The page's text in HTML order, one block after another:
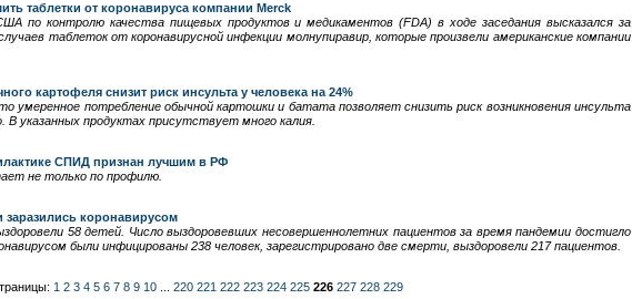
таблетки от коронавируса компании Merck
по контролю качества пищевых продуктов и медикаментов (FDA) в ходе заседания высказался за
таблеток от коронавирусной инфекции молнупиравир, которые произвели американские компании
картофеля снизит риск инсульта у человека на 24%
умеренное потребление обычной картошки и батата позволяет снизить риск возникновения инсульта
В указанных продуктах присутствует много калия.
СПИД признан лучшим в РФ
не только по профилю.
заразились коронавирусом
58 детей. Число выздоровевших несовершеннолетних пациентов за время пандемии достигло
были инфицированы 238 человек, зарегистрировано две смерти, выздоровели 217 пациентов.
1 2 3 4 5 6 7 8 9 10... 220 221 222 223 224 225 226 227 228 229